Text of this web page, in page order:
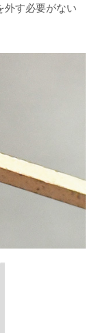
外す必要がない